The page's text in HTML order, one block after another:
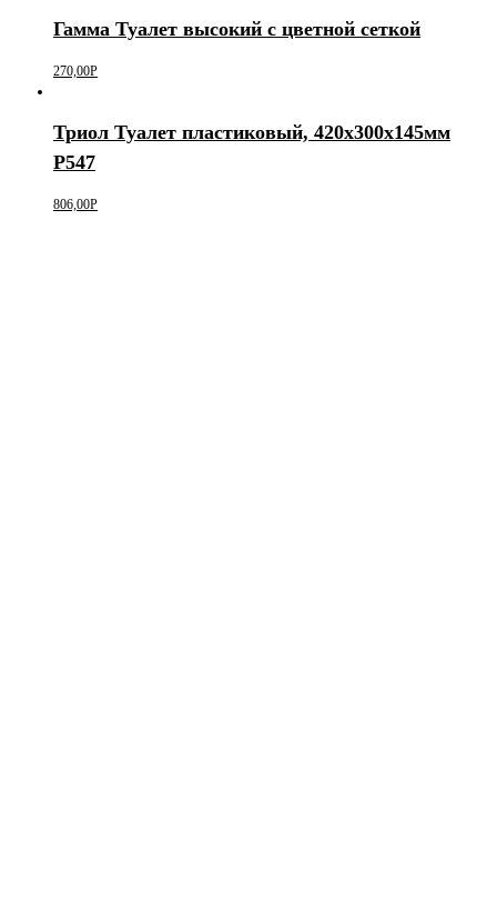
Гамма Туалет высокий с цветной сеткой
270,00Р
Триол Туалет пластиковый, 420х300х145мм
P547
806,00Р